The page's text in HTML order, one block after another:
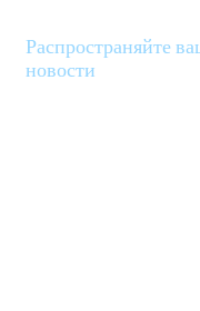
Распространяйте
новости